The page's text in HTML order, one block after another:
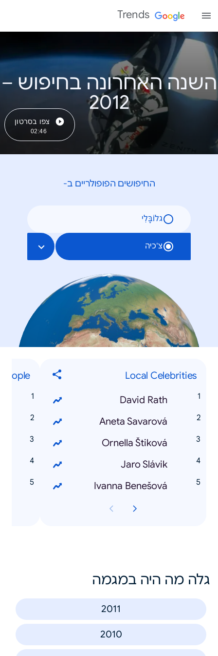
Trends
השנה האחרונה בחיפוש –
‏2012
צפו בסרטון
02:46
החיפושים הפופולריים ב-
גלוֹבָּלִי
צ'כיה
Local Celebrities
David Rath
Aneta Savarová
Ornella Štiková
Jaro Slávik
Ivanna Benešová
People
גלה מה היה במגמה
2011
2010